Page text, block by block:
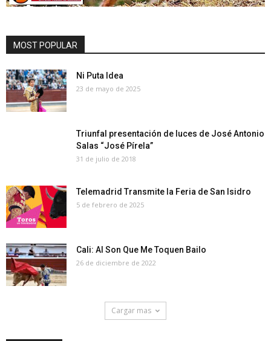
MOST POPULAR
Ni Puta Idea
23 de mayo de 2025
Triunfal presentación de luces de José Antonio
Salas “José Pírela”
31 de julio de 2018
Telemadrid Transmite la Feria de San Isidro
5 de febrero de 2025
Cali: Al Son Que Me Toquen Bailo
26 de diciembre de 2022
Cargar mas